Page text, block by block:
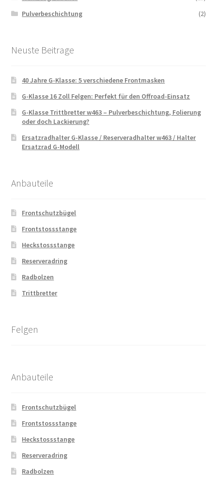
Pulverbeschichtung
(2)
Neuste Beitrage
40 Jahre G-Klasse: 5 verschiedene Frontmasken
G-Klasse 16 Zoll Felgen: Perfekt für den Offroad-Einsatz
G-Klasse Trittbretter w463 – Pulverbeschichtung, Folierung
oder doch Lackierung?
Ersatzradhalter G-Klasse / Reserveradhalter w463 / Halter
Ersatzrad G-Modell
Anbauteile
Frontschutzbügel
Frontstossstange
Heckstossstange
Reserveradring
Radbolzen
Trittbretter
Felgen
Anbauteile
Frontschutzbügel
Frontstossstange
Heckstossstange
Reserveradring
Radbolzen